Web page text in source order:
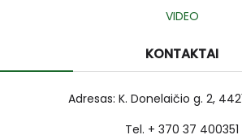
VIDEO
KONTAKTAI
Adresas: K. Donelaičio g. 2,
Tel. + 370 37 400351